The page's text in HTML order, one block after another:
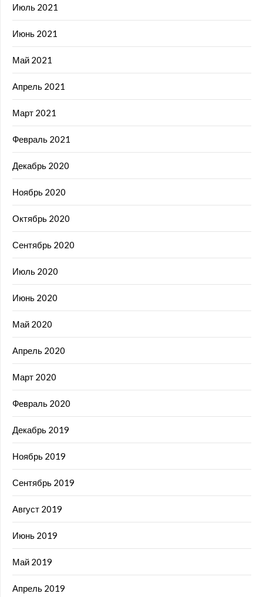
Июль 2021
Июнь 2021
Май 2021
Апрель 2021
Март 2021
Февраль 2021
Декабрь 2020
Ноябрь 2020
Октябрь 2020
Сентябрь 2020
Июль 2020
Июнь 2020
Май 2020
Апрель 2020
Март 2020
Февраль 2020
Декабрь 2019
Ноябрь 2019
Сентябрь 2019
Август 2019
Июнь 2019
Май 2019
Апрель 2019